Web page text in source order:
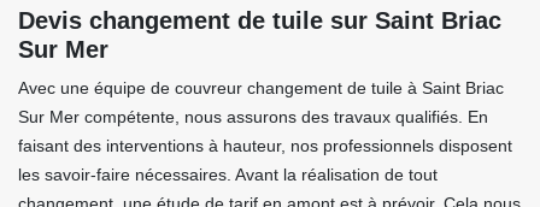
Devis changement de tuile sur Saint Briac
Sur Mer
Avec une équipe de couvreur changement de tuile à Saint Briac
Sur Mer compétente, nous assurons des travaux qualifiés. En
faisant des interventions à hauteur, nos professionnels disposent
les savoir-faire nécessaires. Avant la réalisation de tout